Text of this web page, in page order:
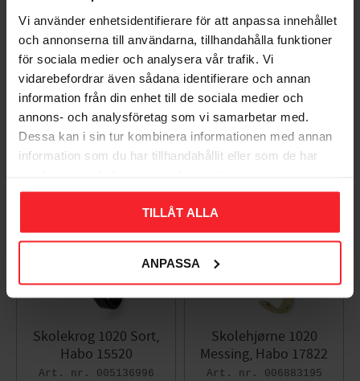
Vi använder enhetsidentifierare för att anpassa innehållet
och annonserna till användarna, tillhandahålla funktioner
för sociala medier och analysera vår trafik. Vi
vidarebefordrar även sådana identifierare och annan
information från din enhet till de sociala medier och
annons- och analysföretag som vi samarbetar med.
Dessa kan i sin tur kombinera informationen med annan
information som du har tillhandahållit eller som de har
TILLÅT ALLA
ANPASSA
Skolekrog 1020
Chrome, 50st, Habo
26922
996
Gem som favorit
Skolekrog 1020 Matt
Chrome, Habo 12055
43DKK
Gem
Skolekrog 1020 Sort,
Habo 15520
005136996
Skolehjørne 1020
Messing, Habo 17822
006883195